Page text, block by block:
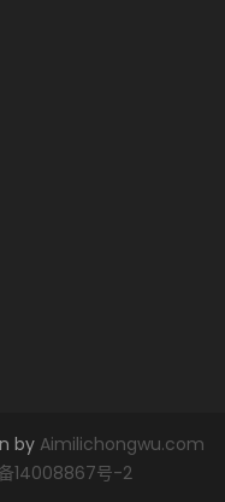
by Aimilichongwu.com
14008867号-2